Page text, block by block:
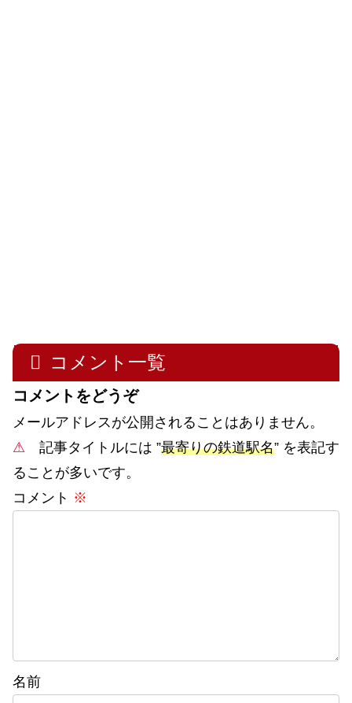
コメント一覧
コメントをどうぞ
メールアドレスが公開されることはありません。
⚠ 記事タイトルには ”最寄りの鉄道駅名” を表記す
ることが多いです。
コメント ※
名前